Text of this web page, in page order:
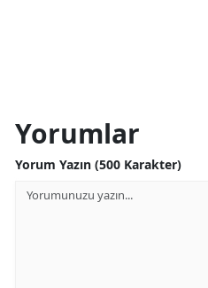
Yorumlar
Yorum Yazın (500 Karakter)